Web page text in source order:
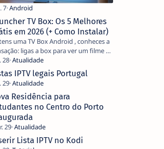
TV Box: Os 5 Melhores
em 2026 (+ Como Instalar)
uma TV Box Android , conheces a
ligas a box para ver um filme e
inicial está coberto de sugestões
não pediste, ban…
IPTV legais Portugal
Residência para
no Centro do Porto
Lista IPTV no Kodi